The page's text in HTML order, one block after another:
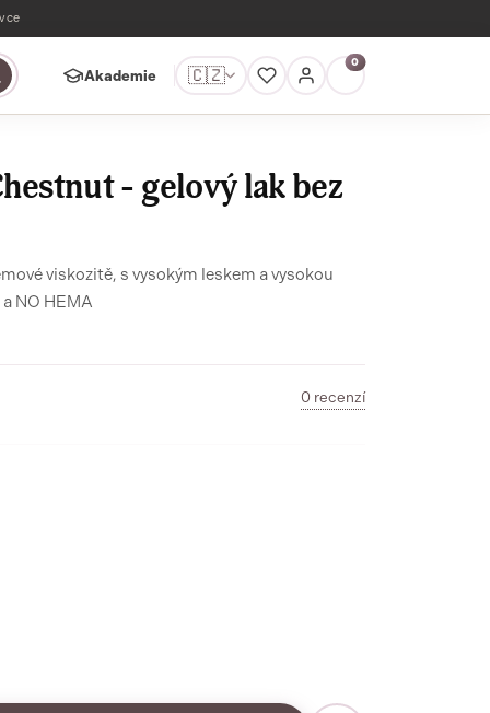
Akademie 🇨🇿
0
- gelový lak bez
viskozitě, s vysokým leskem a vysokou
0 recenzí